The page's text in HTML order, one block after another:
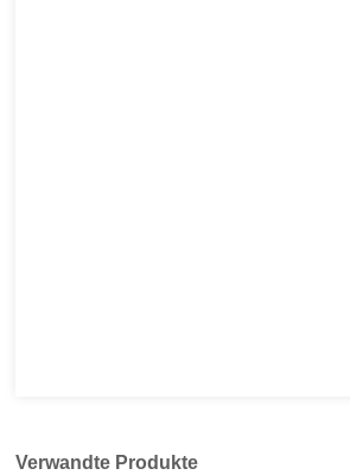
Verwandte Produkte